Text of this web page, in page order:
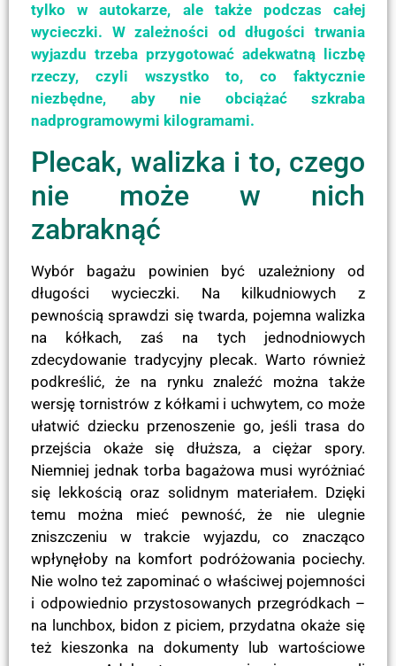
tylko w autokarze, ale także podczas całej
wycieczki. W zależności od długości trwania
wyjazdu trzeba przygotować adekwatną liczbę
rzeczy, czyli wszystko to, co faktycznie
niezbędne, aby nie obciążać szkraba
nadprogramowymi kilogramami.
Plecak, walizka i to, czego
nie może w nich
zabraknąć
Wybór bagażu powinien być uzależniony od
długości wycieczki. Na kilkudniowych z
pewnością sprawdzi się twarda, pojemna walizka
na kółkach, zaś na tych jednodniowych
zdecydowanie tradycyjny plecak. Warto również
podkreślić, że na rynku znaleźć można także
wersję tornistrów z kółkami i uchwytem, co może
ułatwić dziecku przenoszenie go, jeśli trasa do
przejścia okaże się dłuższa, a ciężar spory.
Niemniej jednak torba bagażowa musi wyróżniać
się lekkością oraz solidnym materiałem. Dzięki
temu można mieć pewność, że nie ulegnie
zniszczeniu w trakcie wyjazdu, co znacząco
wpłynęłoby na komfort podróżowania pociechy.
Nie wolno też zapominać o właściwej pojemności
i odpowiednio przystosowanych przegródkach –
na lunchbox, bidon z piciem, przydatna okaże się
też kieszonka na dokumenty lub wartościowe